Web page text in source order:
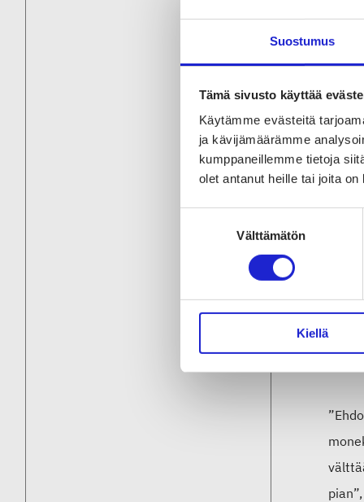
Suostumus
Tämä sivusto käyttää
Käytämme evästeitä
ja kävijämäärämme
kumppaneillemme tietoja
olet antanut heille tai joita
Välttämätön
Kiellä
Lue
tänä
EK